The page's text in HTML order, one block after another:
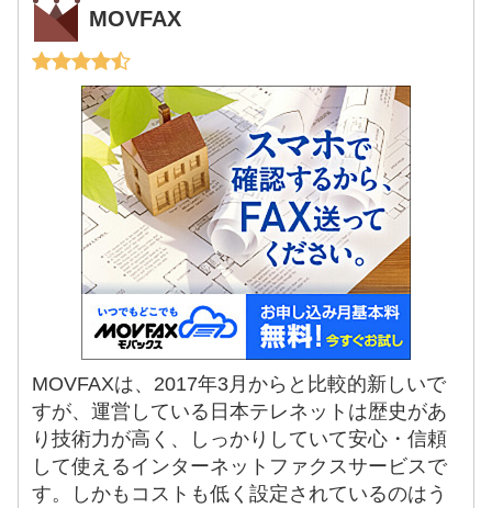
MOVFAX
MOVFAXは、2017年3月からと比較的新しいで
すが、運営している日本テレネットは歴史があ
り技術力が高く、しっかりしていて安心・信頼
して使えるインターネットファクスサービスで
す。しかもコストも低く設定されているのはう